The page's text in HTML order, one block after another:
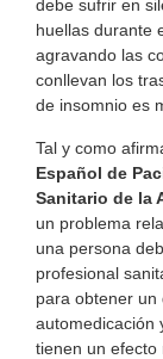
debe sufrir en
huellas durante
agravando las
conllevan los
de insomnio es
Tal y como
Español de
Sanitario de la
un problema
una persona
profesional
para obtener un
automedicación
tienen un efecto